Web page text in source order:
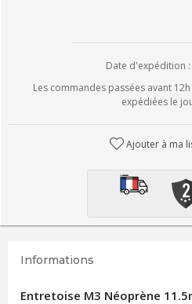
Date d'expédition :
Les commandes passées avant
expédiées le
Ajouter à ma
Informations
Entretoise M3 Néoprène